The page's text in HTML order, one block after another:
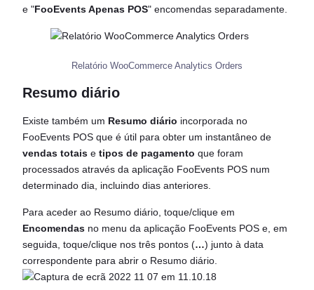
e "FooEvents Apenas POS" encomendas separadamente.
Relatório WooCommerce Analytics Orders
Resumo diário
Existe também um Resumo diário incorporada no
FooEvents POS que é útil para obter um instantâneo de
vendas totais e tipos de pagamento que foram
processados através da aplicação FooEvents POS num
determinado dia, incluindo dias anteriores.
Para aceder ao Resumo diário, toque/clique em
Encomendas no menu da aplicação FooEvents POS e, em
seguida, toque/clique nos três pontos (…) junto à data
correspondente para abrir o Resumo diário.